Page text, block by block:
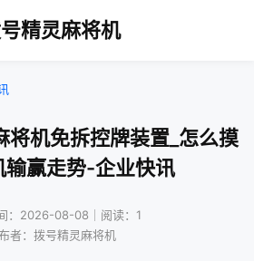
精灵麻将机
将机免拆控牌装置_怎么摸
输赢走势-企业快讯
：2026-08-08｜阅读：1
者：拨号精灵麻将机